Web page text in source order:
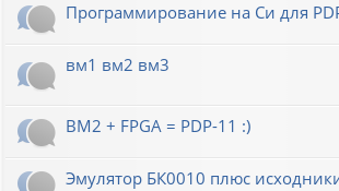
Программирование на Си для
вм1 вм2 вм3
ВМ2 + FPGA = PDP-11 :)
Эмулятор БК0010 плюс